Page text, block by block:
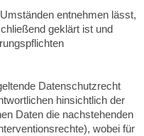
entnehmen lässt,
geklärt ist und
Datenschutzrecht
hinsichtlich der
Daten die nachstehenden
wobei für